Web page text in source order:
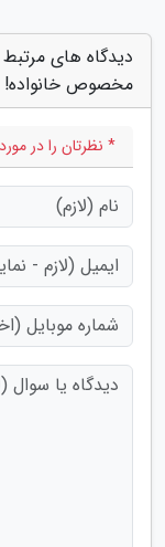
دیدگاه های
مخصوص
* نظرتان را در